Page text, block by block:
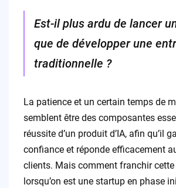
Est-il plus ardu de lancer
que de développer une
traditionnelle ?
La patience et un certain temps de
semblent être des composantes
réussite d’un produit d’IA, afin qu’il
confiance et réponde efficacement
clients. Mais comment franchir cette
lorsqu’on est une startup en phase